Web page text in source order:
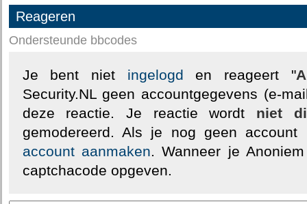
Reageren
Ondersteunde bbcodes
Je bent niet ingelogd en reageert "
Security.NL geen accountgegevens (e-
deze reactie. Je reactie wordt niet
gemodereerd. Als je nog geen
account aanmaken. Wanneer je
captchacode opgeven.